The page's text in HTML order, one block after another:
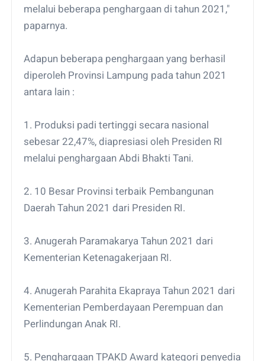
melalui beberapa penghargaan di tahun 2021,"
paparnya.
Adapun beberapa penghargaan yang berhasil
diperoleh Provinsi Lampung pada tahun 2021
antara lain :
1. Produksi padi tertinggi secara nasional
sebesar 22,47%, diapresiasi oleh Presiden RI
melalui penghargaan Abdi Bhakti Tani.
2. 10 Besar Provinsi terbaik Pembangunan
Daerah Tahun 2021 dari Presiden RI.
3. Anugerah Paramakarya Tahun 2021 dari
Kementerian Ketenagakerjaan RI.
4. Anugerah Parahita Ekapraya Tahun 2021 dari
Kementerian Pemberdayaan Perempuan dan
Perlindungan Anak RI.
5. Penghargaan TPAKD Award kategori penyedia